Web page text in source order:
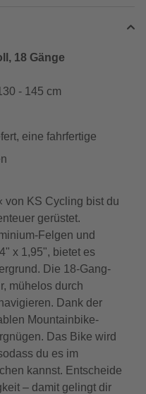
18 Gänge
- 145 cm
eine fahrfertige
von KS Cycling bist du
gerüstet.
Felgen und
x 1,95", bietet es
Die 18-Gang-
mühelos durch
Dank der
Mountainbike-
Das Bike wird
du es im
kannst. Entscheide
– damit gelingt dir